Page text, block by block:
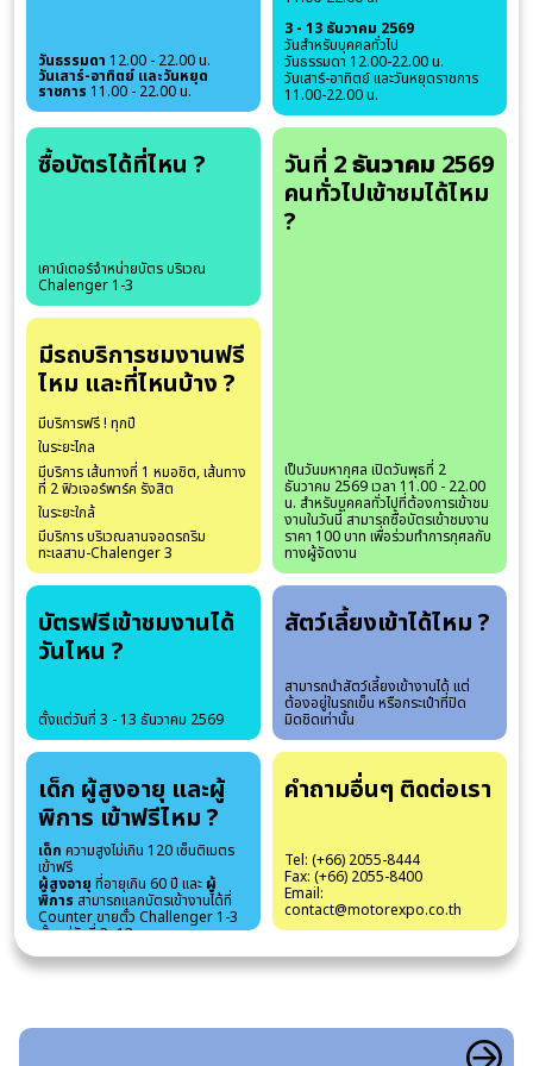
3 - 13 ธันวาคม 2569
วันสำหรับบุคคลทั่วไป
วันธรรมดา 12.00-22.00 น.
วันเสาร์-อาทิตย์ และวันหยุดราชการ
11.00-22.00 น.
ซื้อบัตรได้ที่ไหน ?
เคาน์เตอร์จำหน่ายบัตร บริเวณ
Chalenger 1-3
วันที่ 2ธันวาคม 2569
คนทั่วไปเข้าชมได้ไหม
?
เป็นวันมหากุศล เปิดวันพุธที่ 2
ธันวาคม 2569 เวลา 11.00 - 22.00
น. สำหรับบุคคลทั่วไปที่ต้องการเข้าชม
งานในวันนี้ สามารถซื้อบัตรเข้าชมงาน
ราคา 100 บาท เพื่อร่วมทำการกุศลกับ
ทางผู้จัดงาน
วันธรรมดา 12.00 - 22.00 น.
วันเสาร์-อาทิตย์ และวันหยุด
ราชการ 11.00 - 22.00 น.
มีรถบริการชมงานฟรี
ไหม และที่ไหนบ้าง ?
มีบริการฟรี ! ทุกปี
ในระยะไกล
มีบริการ เส้นทางที่ 1 หมอชิต, เส้นทาง
ที่ 2 ฟิวเจอร์พาร์ค รังสิต
ในระยะใกล้
มีบริการ บริเวณลานจอดรถริม
ทะเลสาบ-Chalenger 3
สัตว์เลี้ยงเข้าได้ไหม ?
สามารถนำสัตว์เลี้ยงเข้างานได้ แต่
ต้องอยู่ในรถเข็น หรือกระเป๋าที่ปิด
มิดชิดเท่านั้น
บัตรฟรีเข้าชมงานได้
วันไหน ?
ตั้งแต่วันที่ 3 - 13 ธันวาคม 2569
คำถามอื่นๆ ติดต่อเรา
Tel: (+66) 2055-8444
Fax: (+66) 2055-8400
Email:
contact@motorexpo.co.th
เด็ก ผู้สูงอายุ และผู้
พิการ เข้าฟรีไหม ?
เด็ก ความสูงไม่เกิน 120 เซ็นติเมตร
เข้าฟรี
ผู้สูงอายุ ที่อายุเกิน 60 ปี และ ผู้
พิการ สามารถแลกบัตรเข้างานได้ที่
Counter ขายตั๋ว Challenger 1-3
ตั้งแต่วันที่ 3 -13 ธค.